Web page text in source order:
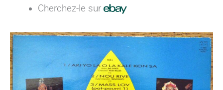
Cherchez-le sur